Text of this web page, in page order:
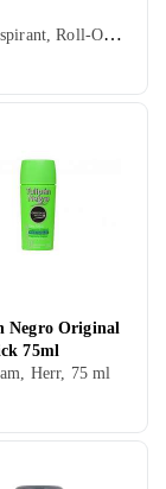
Antiperspirant, Roll-On, Herr, 60 ml
Negro Original
75ml
Herr, 75 ml